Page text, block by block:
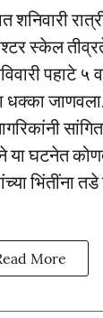
शनिवारी
स्केल
पहाटे ५
धक्का
घटनेत
भिंतींना
More